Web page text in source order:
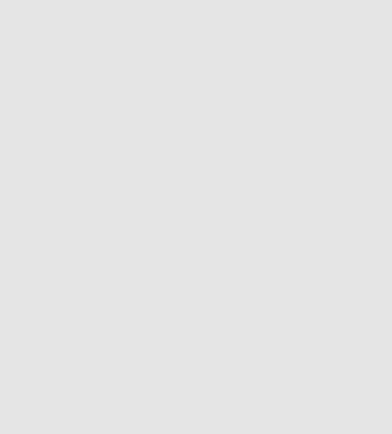
mvbbooks
lifeatmvb/
@mvbbooks